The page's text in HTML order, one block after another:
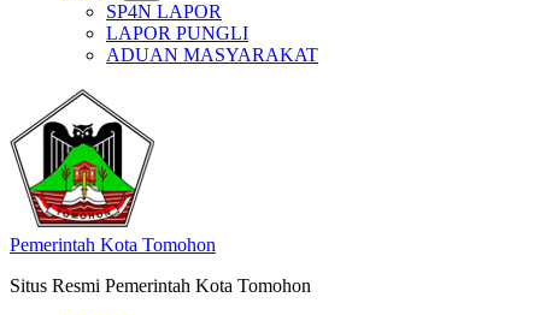
SP4N LAPOR
LAPOR PUNGLI
ADUAN MASYARAKAT
Pemerintah Kota Tomohon
Situs Resmi Pemerintah Kota Tomohon